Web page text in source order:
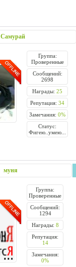
Самурай
Группа:
Проверенные
Сообщений:
2698
Награды: 25
Репутация: 34
Замечания: 0%
Статус:
Фигею..умею...
муня
Группа:
Проверенные
Сообщений:
1294
Награды: 8
Репутация:
14
Замечания:
0%